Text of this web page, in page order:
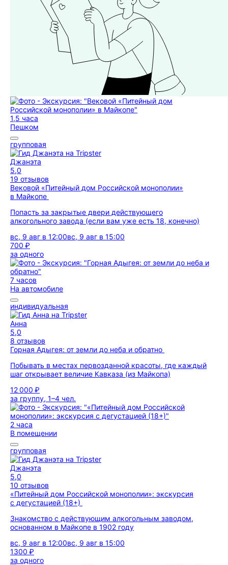
1,5 часа
Пешком
групповая
Джанэта
5,0
19 отзывов
Вековой «Питейный дом Российской монополии»
в Майкопе
Попасть за закрытые двери действующего
алкогольного завода (если вам уже есть 18, конечно)
вс, 9 авг в 12:00вс, 9 авг в 15:00
700 ₽
за одного
7 часов
На автомобиле
индивидуальная
Анна
5,0
8 отзывов
Горная Адыгея: от земли до неба и обратно
Побывать в местах первозданной красоты, где каждый
шаг открывает величие Кавказа (из Майкопа)
12 000 ₽
за группу, 1–4 чел.
2 часа
В помещении
групповая
Джанэта
5,0
10 отзывов
«Питейный дом Российской монополии»: экскурсия
с дегустацией (18+)
Знакомство с действующим алкогольным заводом,
основанном в Майкопе в 1902 году
вс, 9 авг в 12:00вс, 9 авг в 15:00
1300 ₽
за одного